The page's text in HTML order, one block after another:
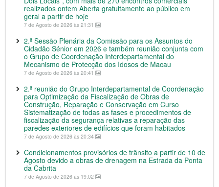
realizados ontem Aberta gratuitamente ao público em
geral a partir de hoje
7 de Agosto de 2026 às 21:31
2.ª Sessão Plenária da Comissão para os Assuntos do
Cidadão Sénior em 2026 e também reunião conjunta com
o Grupo de Coordenação Interdepartamental do
Mecanismo de Protecção dos Idosos de Macau
7 de Agosto de 2026 às 20:41
2.ª reunião do Grupo Interdepartamental de Coordenação
para Optimização da Fiscalização de Obras de
Construção, Reparação e Conservação em Curso
Sistematização de todas as fases e procedimentos de
fiscalização da segurança relativas a reparação das
paredes exteriores de edifícios que foram habitados
7 de Agosto de 2026 às 20:34
Condicionamentos provisórios de trânsito a partir de 10 de
Agosto devido a obras de drenagem na Estrada da Ponta
da Cabrita
7 de Agosto de 2026 às 19:02